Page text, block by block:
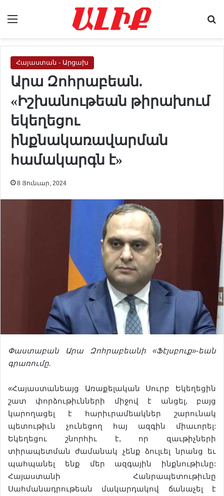
Հայաստան - Արցախ
Արա Զոհրաբեան.
«Իշխանութեան թիրախում
եկեղեցու
ինքնակառավարման
համակարգն է»
8 Յունւար, 2024
Փաստաբան Արա Զոհրաբեանի «Ֆէյսբուք»-եան
գրառումը.
«Հայաստանեայց Առաքելական Սուրբ Եկեղեցին
շատ փորձութիւնների միջով է անցել, բայց
կարողացել է հարիւրամեակներ շարունակ
պետութիւն չունեցող հայ ազգին միաւորել:
Եկեղեցու շնորհիւ է, որ զաւթիչների
տիրապետման ժամանակ չենք ձուլւել նրանց եւ
պահպանել ենք մեր ազգային ինքնութիւնը:
Հայաստանի Հանրապետութիւնը
Սահմանադրութեան մակարդակով ճանաչել է